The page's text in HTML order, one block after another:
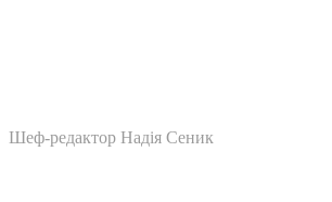
Шеф-редактор Надія Сеник